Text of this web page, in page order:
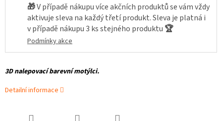
🎁V případě nákupu více akčních produktů se vám vždy
aktivuje sleva na každý třetí produkt. Sleva je platná i
v případě nákupu 3 ks stejného produktu 🏆
Podmínky akce
3D nalepovací barevní motýlci.
Detailní informace